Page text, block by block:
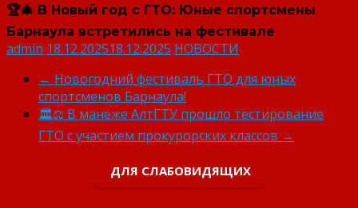
🏆🎄 В Новый год с ГТО: Юные спортсмены
Барнаула встретились на фестивале
admin 18.12.202518.12.2025 НОВОСТИ
← Новогодний фестиваль ГТО для юных
спортсменов Барнаула!
🏛️⚖️ В манеже АлтГТУ прошло тестирование
ГТО с участием прокурорских классов →
ДЛЯ СЛАБОВИДЯЩИХ